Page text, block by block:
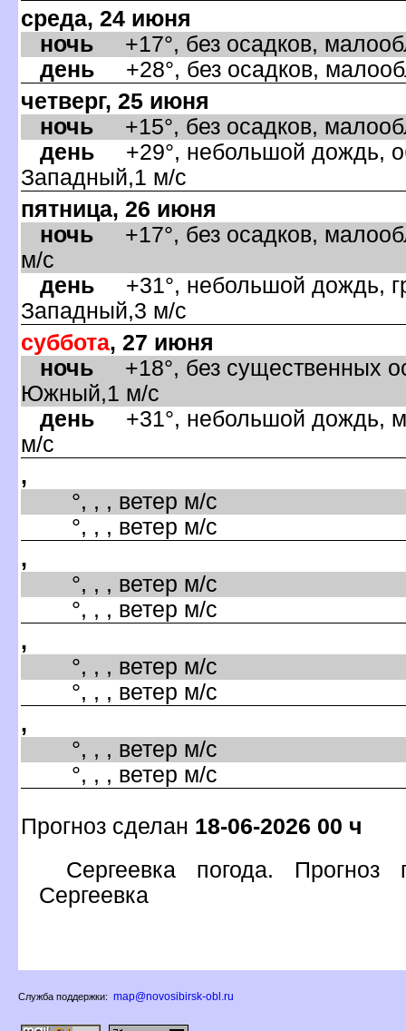
среда, 24 июня
ночь +17°, без осадков,
день +28°, без осадков,
четверг, 25 июня
ночь +15°, без осадков,
день +29°, небольшой дождь,
Западный,1 м/с
пятница, 26 июня
ночь +17°, без осадков,
м/с
день +31°, небольшой дождь,
Западный,3 м/с
суббота, 27 июня
ночь +18°, без существенных
Южный,1 м/с
день +31°, небольшой дождь,
м/с
,
°, , , ветер м/с
°, , , ветер м/с
,
°, , , ветер м/с
°, , , ветер м/с
,
°, , , ветер м/с
°, , , ветер м/с
,
°, , , ветер м/с
°, , , ветер м/с
Прогноз сделан 18-06-2026 00 ч
Сергеевка погода.
Сергеевка
Служба поддержки: map@novosibirsk-obl.ru